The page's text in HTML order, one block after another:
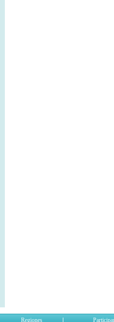
Regiones